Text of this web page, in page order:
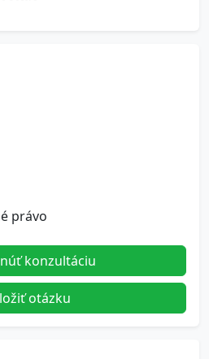
právo
konzultáciu
otázku